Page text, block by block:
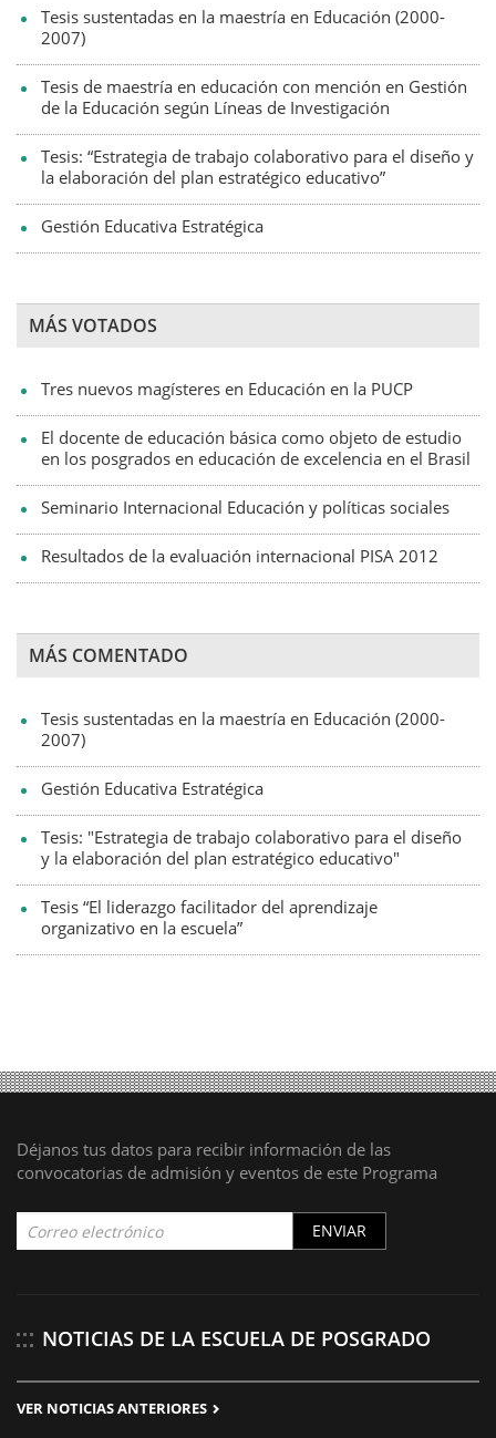
Tesis sustentadas en la maestría en Educación (2000-
2007)
Tesis de maestría en educación con mención en Gestión
de la Educación según Líneas de Investigación
Tesis: “Estrategia de trabajo colaborativo para el diseño y
la elaboración del plan estratégico educativo”
Gestión Educativa Estratégica
MÁS VOTADOS
Tres nuevos magísteres en Educación en la PUCP
El docente de educación básica como objeto de estudio
en los posgrados en educación de excelencia en el Brasil
Seminario Internacional Educación y políticas sociales
Resultados de la evaluación internacional PISA 2012
MÁS COMENTADO
Tesis sustentadas en la maestría en Educación (2000-
2007)
Gestión Educativa Estratégica
Tesis: "Estrategia de trabajo colaborativo para el diseño
y la elaboración del plan estratégico educativo"
Tesis “El liderazgo facilitador del aprendizaje
organizativo en la escuela”
Déjanos tus datos para recibir información de las
convocatorias de admisión y eventos de este Programa
ENVIAR
NOTICIAS DE LA ESCUELA DE POSGRADO
VER NOTICIAS ANTERIORES